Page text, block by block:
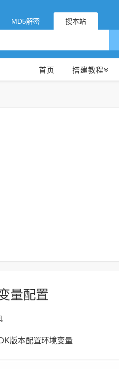
MD5解密 搜本站
首页 搭建教程
量配置
版本配置环境变量